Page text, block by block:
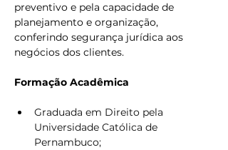
preventivo e pela capacidade de
planejamento e organização,
conferindo segurança jurídica aos
negócios dos clientes.
Formação Acadêmica
Graduada em Direito pela
Universidade Católica de
Pernambuco;